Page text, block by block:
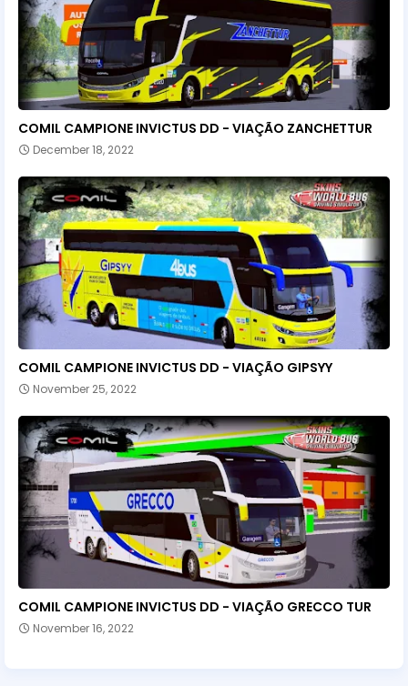
COMIL CAMPIONE INVICTUS DD - VIAÇÃO ZANCHETTUR
December 18, 2022
COMIL CAMPIONE INVICTUS DD - VIAÇÃO GIPSYY
November 25, 2022
COMIL CAMPIONE INVICTUS DD - VIAÇÃO GRECCO TUR
November 16, 2022